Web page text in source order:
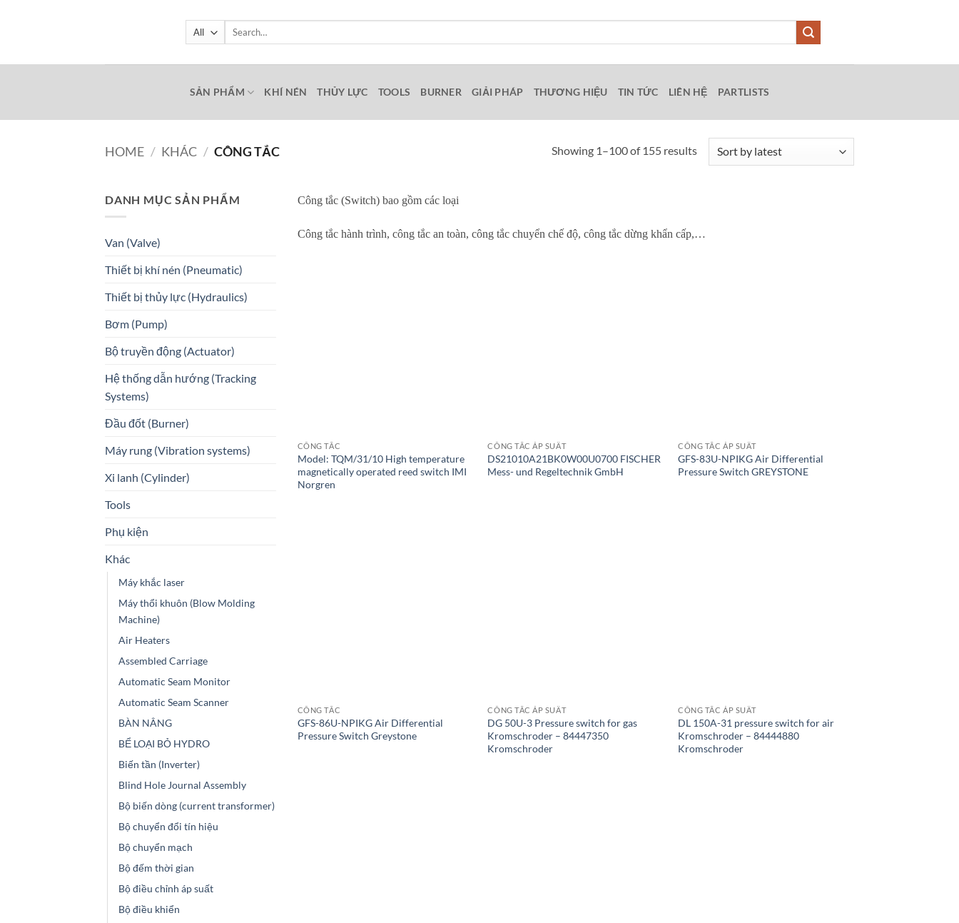
Search
SẢN PHẨM KHÍ NÉN THỦY LỰC TOOLS BURNER GIẢI PHÁP THƯƠNG HIỆU TIN TỨC LIÊN HỆ PARTLISTS
HOME / KHÁC / CÔNG TẮC Showing 1–100 of 155 resultsSorted
DANH MỤC SẢN PHẨM
Van (Valve)
Thiết bị khí nén (Pneumatic)
Thiết bị thủy lực (Hydraulics)
Bơm (Pump)
Bộ truyền động (Actuator)
Hệ thống dẫn hướng (Tracking
Systems)
Đầu đốt (Burner)
Máy rung (Vibration systems)
Xi lanh (Cylinder)
Tools
Phụ kiện
Khác
Máy khắc laser
Máy thổi khuôn (Blow Molding
Machine)
Air Heaters
Assembled Carriage
Automatic Seam Monitor
Automatic Seam Scanner
BÀN NÂNG
BỂ LOẠI BỎ HYDRO
Biến tần (Inverter)
Blind Hole Journal Assembly
Bộ biến dòng (current transformer)
Bộ chuyển đổi tín hiệu
Bộ chuyển mạch
Bộ đếm thời gian
Bộ điều chỉnh áp suất
Bộ điều khiển
Công tắc (Switch) bao gồm các loại
Công tắc hành trình, công tắc an toàn, công tắc chuyển chế độ, công tắc dừng khẩn cấp,…
CÔNG TẮC
Model: TQM/31/10 High temperature
magnetically operated reed switch IMI
Norgren
CÔNG TẮC ÁP SUẤT
DS21010A21BK0W00U0700 FISCHER
Mess- und Regeltechnik GmbH
CÔNG TẮC ÁP SUẤT
GFS-83U-NPIKG Air Differential
Pressure Switch GREYSTONE
CÔNG TẮC
GFS-86U-NPIKG Air Differential
Pressure Switch Greystone
CÔNG TẮC ÁP SUẤT
DG 50U-3 Pressure switch for gas
Kromschroder – 84447350
Kromschroder
CÔNG TẮC ÁP SUẤT
DL 150A-31 pressure switch for air
Kromschroder – 84444880
Kromschroder